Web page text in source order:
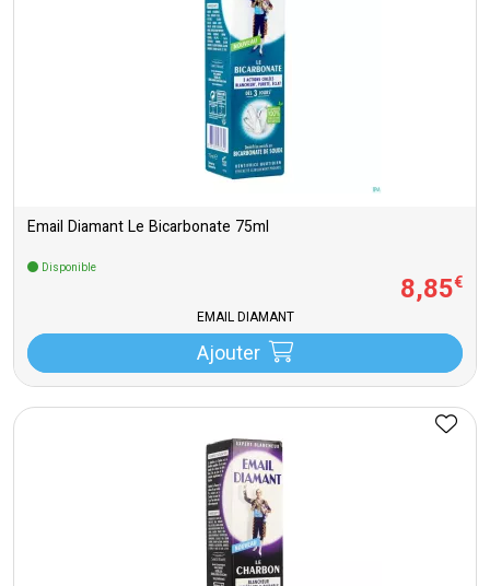
Email Diamant Le Bicarbonate 75ml
Disponible
8,85€
EMAIL DIAMANT
Ajouter